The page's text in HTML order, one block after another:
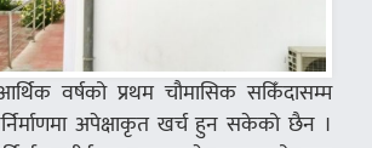
वर्षको प्रथम चौमासिक सकिँदासम्म
अपेक्षाकृत खर्च हुन सकेको छैन ।